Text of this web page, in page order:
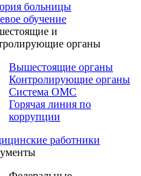
больницы
обучение
и
органы
Вышестоящие органы
Контролирующие органы
Система ОМС
Горячая линия по
коррупции
работники